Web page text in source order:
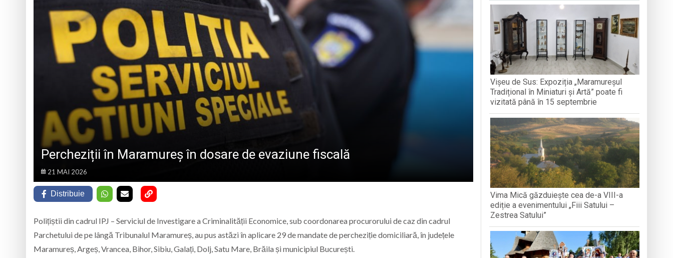
Prognoza meteo Maramureș, vineri 7 august 2026
Ansamblul Folcloric „Săliștenii” va urca pe scena Festivalului Internațional de Folclor „Cântecele Munților” de la Sibiu
6 august 1943, s-a născut Dan Grigore, pianistul care a transformat muzica într-o formă de sinceritate
Furtuna a lovit Maramureșul după o zi sufocantă. Copaci rupți, tarabe luate de vânt și intervenții ale pompierilor
CREDINȚA”
Percheziții în Maramureș în dosare de evaziune fiscală
21 MAI 2026
Distribuie
Polițiștii din cadrul IPJ – Serviciul de Investigare a Criminalității Economice, sub coordonarea procurorului de caz din cadrul
Parchetului de pe lângă Tribunalul Maramureș, au pus astăzi în aplicare 29 de mandate de percheziție domiciliară, în județele
Maramureș, Argeș, Vrancea, Bihor, Sibiu, Galați, Dolj, Satu Mare, Brăila și municipiul București.
Vișeu de Sus: Expoziția „Maramureșul
Tradițional în Miniaturi și Artă” poate fi
vizitată până în 15 septembrie
Vima Mică găzduiește cea de-a VIII-a
ediție a evenimentului „Fiii Satului –
Zestrea Satului”